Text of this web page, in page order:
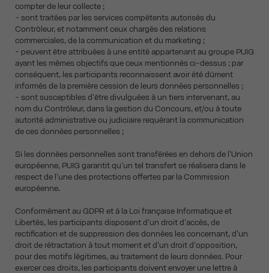
compter de leur collecte ;
- sont traitées par les services compétents autorisés du
Contrôleur, et notamment ceux chargés des relations
commerciales, de la communication et du marketing ;
- peuvent être attribuées à une entité appartenant au groupe PUIG
ayant les mêmes objectifs que ceux mentionnés ci-dessus ; par
conséquent, les participants reconnaissent avoir été dûment
informés de la première cession de leurs données personnelles ;
- sont susceptibles d'être divulguées à un tiers intervenant, au
nom du Contrôleur, dans la gestion du Concours, et/ou à toute
autorité administrative ou judiciaire requérant la communication
de ces données personnelles ;
Si les données personnelles sont transférées en dehors de l'Union
européenne, PUIG garantit qu'un tel transfert se réalisera dans le
respect de l'une des protections offertes par la Commission
européenne.
Conformément au GDPR et à la Loi française Informatique et
Libertés, les participants disposent d'un droit d'accès, de
rectification et de suppression des données les concernant, d'un
droit de rétractation à tout moment et d'un droit d'opposition,
pour des motifs légitimes, au traitement de leurs données. Pour
exercer ces droits, les participants doivent envoyer une lettre à